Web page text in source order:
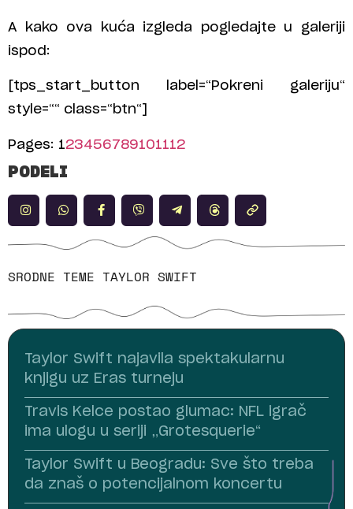
A kako ova kuća izgleda pogledajte u galeriji
ispod:
[tps_start_button label=“Pokreni galeriju“
style=““ class=“btn“]
Pages: 123456789101112
PODELI
SRODNE TEME TAYLOR SWIFT
Taylor Swift najavila spektakularnu
knjigu uz Eras turneju
Travis Kelce postao glumac: NFL igrač
ima ulogu u seriji „Grotesquerie“
Taylor Swift u Beogradu: Sve što treba
da znaš o potencijalnom koncertu